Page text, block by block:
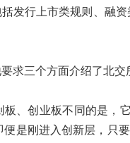
发行上市类规则、融
求三个方面介绍了北交
、创业板不同的是，
是刚进入创新层，只